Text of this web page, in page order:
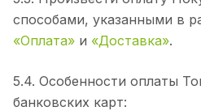
способами, указанными в
«Оплата» и «Доставка».
5.4. Особенности оплаты
банковских карт: